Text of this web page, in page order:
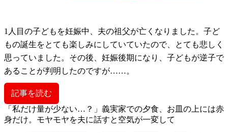
1人目の子どもを妊娠中、夫の祖父が亡くなりました。子ど
もの誕生をとても楽しみにしていていたので、とても悲しく
思っていました。その後、妊娠後期になり、子どもが逆子で
あることが判明したのですが……。
記事を読む
「私だけ量が少ない…？」義実家での夕食、お皿の上には赤
身だけ。モヤモヤを夫に話すと空気が一変して